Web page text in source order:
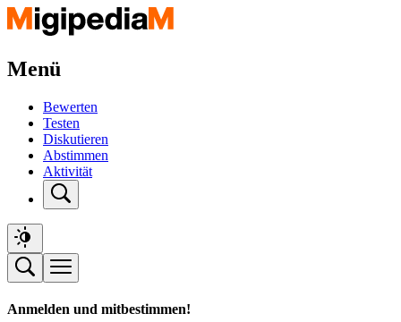
Menü
Bewerten
Testen
Diskutieren
Abstimmen
Aktivität
Anmelden und mitbestimmen!